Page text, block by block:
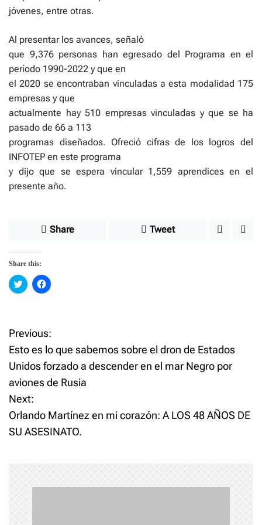
jóvenes, entre otras.
Al presentar los avances, señaló
que 9,376 personas han egresado del Programa en el
período 1990-2022 y que en
el 2020 se encontraban vinculadas a esta modalidad 175
empresas y que
actualmente hay 510 empresas vinculadas y que se ha
pasado de 66 a 113
programas diseñados. Ofreció cifras de los logros del
INFOTEP en este programa
y dijo que se espera vincular 1,559 aprendices en el
presente año.
Share Tweet
Share this:
C
l
s
a
e
o
n
T
w
i
t
t
e
r
e
n
s
i
n
n
e
w
C
l
s
a
e
o
n
F
e
b
o
o
p
e
n
s
P
o
s
t
n
a
v
i
Previous:
Esto es lo que sabemos sobre el dron de Estados
Unidos forzado a descender en el mar Negro por
aviones de Rusia
Next:
Orlando Martínez en mi corazón: A LOS 48 AÑOS DE
SU ASESINATO.